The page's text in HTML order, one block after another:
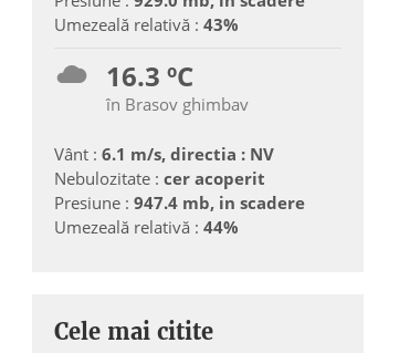
Umezeală relativă : 43%
16.3 ºC
în Brasov ghimbav
Vânt : 6.1 m/s, directia : NV
Nebulozitate : cer acoperit
Presiune : 947.4 mb, in scadere
Umezeală relativă : 44%
Cele mai citite